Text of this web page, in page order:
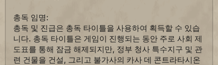
총독 임명:
총독 및 진급은 총독 타이틀을 사용하여 획득할 수 있습
니다. 총독 타이틀은 게임이 진행되는 동안 주로 사회 제
도표를 통해 잠금 해제되지만, 정부 청사 특수지구 및 관
련 건물을 건설, 그리고 불가사의 카사 데 콘트라타시온